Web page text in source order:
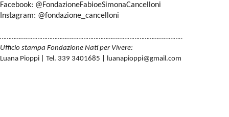
Facebook: @FondazioneFabioeSimonaCancelloni
Instagram: @fondazione_cancelloni
……………………………………………………………………………………………..
Ufficio stampa Fondazione Nati per Vivere:
Luana Pioppi | Tel. 339 3401685 |
luanapioppi@gmail.com